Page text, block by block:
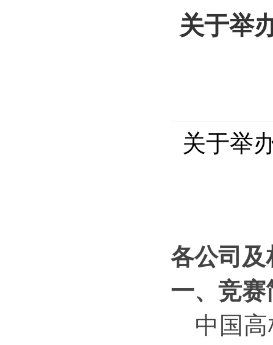
关于举
关于举
各公司及
一、 竞赛
中国